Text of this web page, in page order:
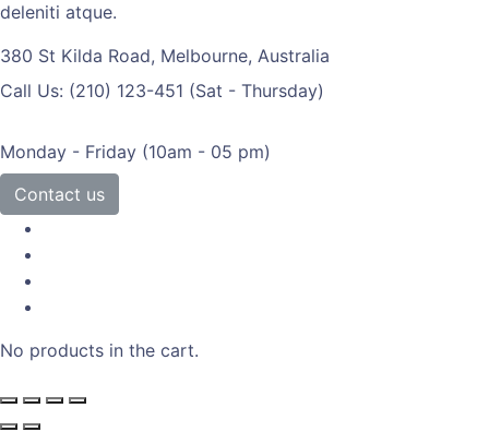
deleniti atque.
380 St Kilda Road, Melbourne, Australia
Call Us: (210) 123-451 (Sat - Thursday)
Monday - Friday (10am - 05 pm)
Contact us
No products in the cart.